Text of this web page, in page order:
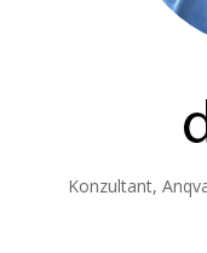
Konzultant,